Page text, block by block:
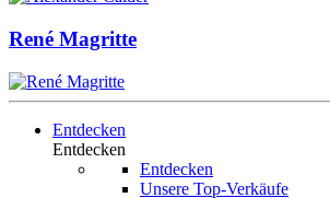
René Magritte
Entdecken
Entdecken
Entdecken
Unsere Top-Verkäufe